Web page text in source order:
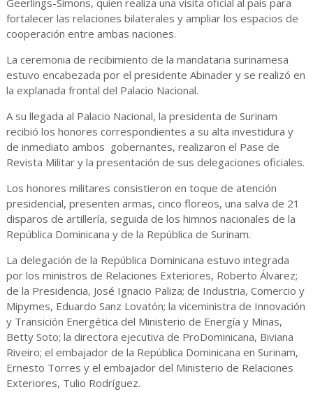
Geerlings-Simons, quien realiza una visita oficial al país para
fortalecer las relaciones bilaterales y ampliar los espacios de
cooperación entre ambas naciones.
La ceremonia de recibimiento de la mandataria surinamesa
estuvo encabezada por el presidente Abinader y se realizó en
la explanada frontal del Palacio Nacional.
A su llegada al Palacio Nacional, la presidenta de Surinam
recibió los honores correspondientes a su alta investidura y
de inmediato ambos gobernantes, realizaron el Pase de
Revista Militar y la presentación de sus delegaciones oficiales.
Los honores militares consistieron en toque de atención
presidencial, presenten armas, cinco floreos, una salva de 21
disparos de artillería, seguida de los himnos nacionales de la
República Dominicana y de la República de Surinam.
La delegación de la República Dominicana estuvo integrada
por los ministros de Relaciones Exteriores, Roberto Álvarez;
de la Presidencia, José Ignacio Paliza; de Industria, Comercio y
Mipymes, Eduardo Sanz Lovatón; la viceministra de Innovación
y Transición Energética del Ministerio de Energía y Minas,
Betty Soto; la directora ejecutiva de ProDominicana, Biviana
Riveiro; el embajador de la República Dominicana en Surinam,
Ernesto Torres y el embajador del Ministerio de Relaciones
Exteriores, Tulio Rodríguez.